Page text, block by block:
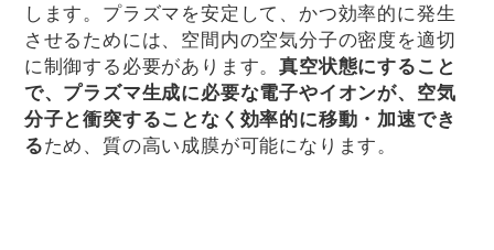
します。プラズマを安定して、かつ効率的に発生
させるためには、空間内の空気分子の密度を適切
に制御する必要があります。真空状態にすること
で、プラズマ生成に必要な電子やイオンが、空気
分子と衝突することなく効率的に移動・加速でき
るため、質の高い成膜が可能になります。